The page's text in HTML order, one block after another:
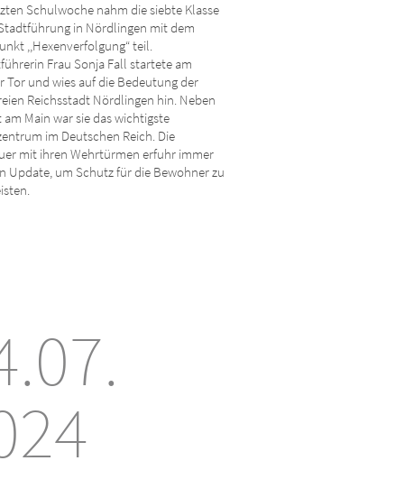
Schulwoche nahm die siebte Klasse
in Nördlingen mit dem
,,Hexenverfolgung“ teil.
Frau Sonja Fall startete am
Tor und wies auf die Bedeutung der
Reichsstadt Nördlingen hin. Neben
Main war sie das wichtigste
im Deutschen Reich. Die
mit ihren Wehrtürmen erfuhr immer
Update, um Schutz für die Bewohner zu